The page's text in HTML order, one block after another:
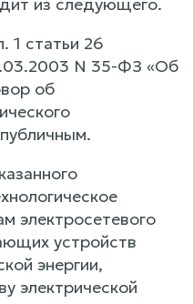
1 статьи 26
N 35-ФЗ «Об
об
электросетевого
устройств
энергии,
электрической